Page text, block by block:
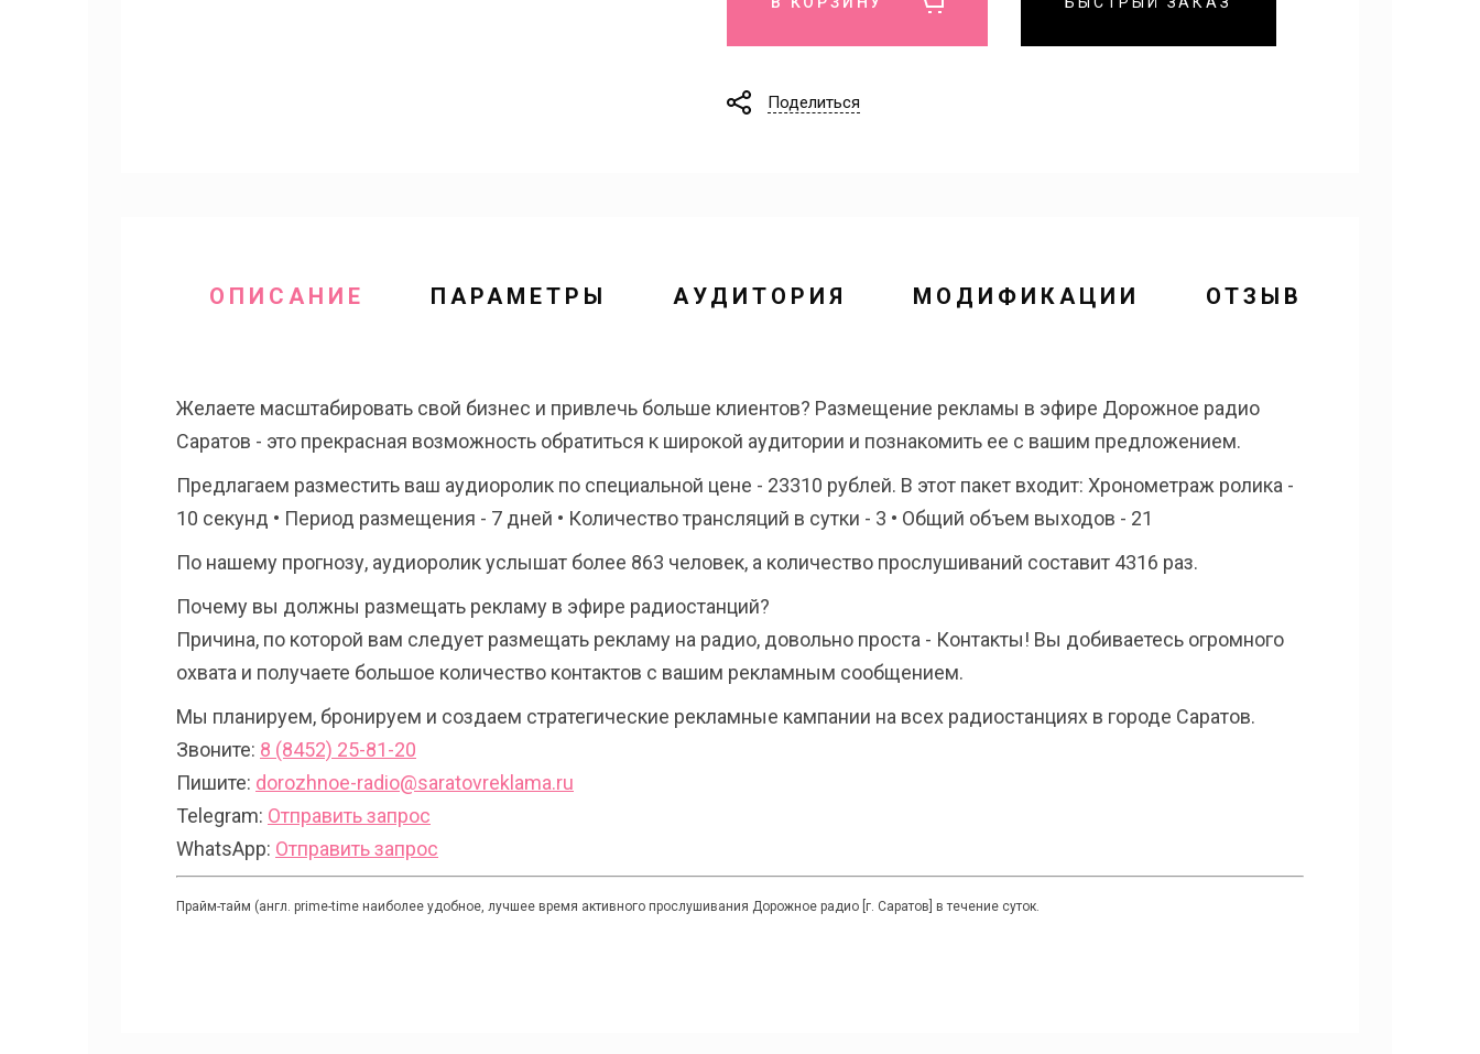
Поделиться
ОПИСАНИЕ ПАРАМЕТРЫ АУДИТОРИЯ МОДИФИКАЦИИ ОТЗЫВЫ
Желаете масштабировать свой бизнес и привлечь больше клиентов? Размещение рекламы в эфире Дорожное радио
Саратов - это прекрасная возможность обратиться к широкой аудитории и познакомить ее с вашим предложением.
Предлагаем разместить ваш аудиоролик по специальной цене - 23310 рублей. В этот пакет входит: Хронометраж ролика -
10 секунд • Период размещения - 7 дней • Количество трансляций в сутки - 3 • Общий объем выходов - 21
По нашему прогнозу, аудиоролик услышат более 863 человек, а количество прослушиваний составит 4316 раз.
Почему вы должны размещать рекламу в эфире радиостанций?
Причина, по которой вам следует размещать рекламу на радио, довольно проста - Контакты! Вы добиваетесь огромного
охвата и получаете большое количество контактов с вашим рекламным сообщением.
Мы планируем, бронируем и создаем стратегические рекламные кампании на всех радиостанциях в городе Саратов.
Звоните: 8 (8452) 25-81-20
Пишите: dorozhnoe-radio@saratovreklama.ru
Telegram: Отправить запрос
WhatsApp: Отправить запрос
Прайм-тайм (англ. prime-time наиболее удобное, лучшее время активного прослушивания Дорожное радио [г. Саратов] в течение суток.